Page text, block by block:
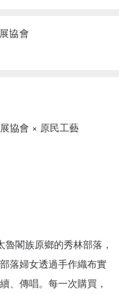
協會
協會 × 原民工藝
閣族原鄉的秀林部落，
落婦女透過手作織布實
、傳唱。每一次購買，